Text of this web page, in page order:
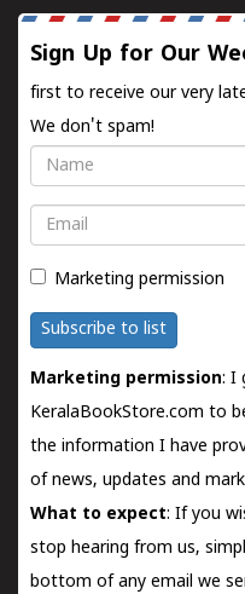
Sign Up for Our
first to receive our very
We don't spam!
Name
Email
Marketing permission
Subscribe to list
Marketing permission: I
KeralaBookStore.com to
the information I have
of news, updates and
What to expect: If you
stop hearing from us,
bottom of any email we